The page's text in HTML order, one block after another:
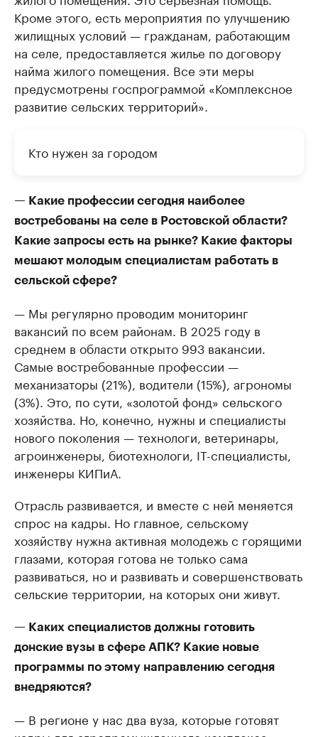
Кроме этого, есть мероприятия по улучшению
жилищных условий — гражданам, работающим
на селе, предоставляется жилье по договору
найма жилого помещения. Все эти меры
предусмотрены госпрограммой «Комплексное
развитие сельских территорий».
Кто нужен за городом
— Какие профессии сегодня наиболее
востребованы на селе в Ростовской области?
Какие запросы есть на рынке? Какие факторы
мешают молодым специалистам работать в
сельской сфере?
— Мы регулярно проводим мониторинг
вакансий по всем районам. В 2025 году в
среднем в области открыто 993 вакансии.
Самые востребованные профессии —
механизаторы (21%), водители (15%), агрономы
(3%). Это, по сути, «золотой фонд» сельского
хозяйства. Но, конечно, нужны и специалисты
нового поколения — технологи, ветеринары,
агроинженеры, биотехнологи, IT-специалисты,
инженеры КИПиА.
Отрасль развивается, и вместе с ней меняется
спрос на кадры. Но главное, сельскому
хозяйству нужна активная молодежь с горящими
глазами, которая готова не только сама
развиваться, но и развивать и совершенствовать
сельские территории, на которых они живут.
— Каких специалистов должны готовить
донские вузы в сфере АПК? Какие новые
программы по этому направлению сегодня
внедряются?
— В регионе у нас два вуза, которые готовят